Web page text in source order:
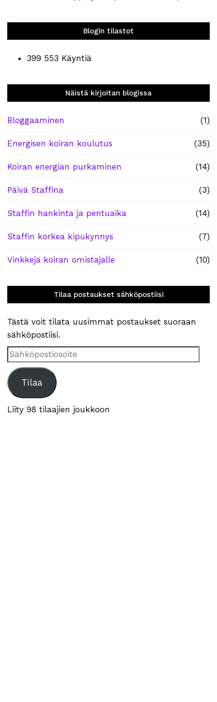
Blogin tilastot
399 553 Käyntiä
Näistä kirjoitan blogissa
Bloggaaminen (1)
Energisen koiran koulutus (35)
Koiran energian purkaminen (14)
Päivä Staffina (3)
Staffin hankinta ja pentuaika (14)
Staffin korkea kipukynnys (7)
Vinkkejä koiran omistajalle (10)
Tilaa postaukset sähköpostiisi
Tästä voit tilata uusimmat postaukset suoraan
sähköpostiisi.
Sähköpostiosoite
Tilaa
Liity 98 tilaajien joukkoon